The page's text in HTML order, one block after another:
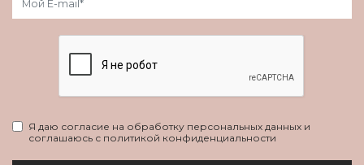
Я даю согласие на обработку персональных данных и
соглашаюсь с политикой конфиденциальности